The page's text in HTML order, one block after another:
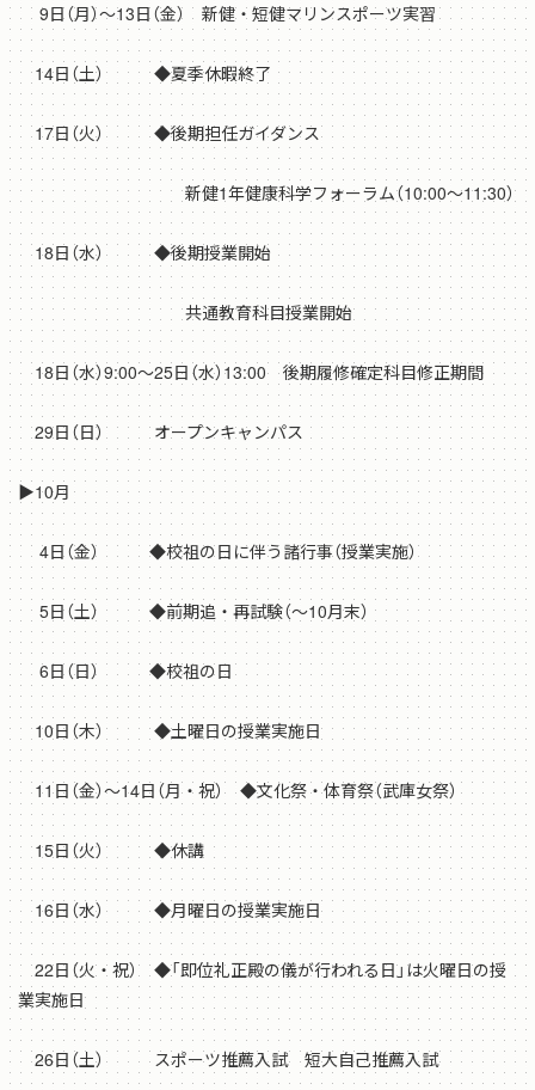
9日（月）～13日（金） 新健・短健マリンスポーツ実習
14日（土） ◆夏季休暇終了
17日（火） ◆後期担任ガイダンス
新健1年健康科学フォーラム（10:00～11:30）
18日（水） ◆後期授業開始
共通教育科目授業開始
18日（水）9:00～25日（水）13:00 後期履修確定科目修正期間
29日（日） オープンキャンパス
▶10月
4日（金） ◆校祖の日に伴う諸行事（授業実施）
5日（土） ◆前期追・再試験（～10月末）
6日（日） ◆校祖の日
10日（木） ◆土曜日の授業実施日
11日（金）～14日（月・祝） ◆文化祭・体育祭（武庫女祭）
15日（火） ◆休講
16日（水） ◆月曜日の授業実施日
22日（火・祝） ◆「即位礼正殿の儀が行われる日」は火曜日の授
業実施日
26日（土） スポーツ推薦入試 短大自己推薦入試